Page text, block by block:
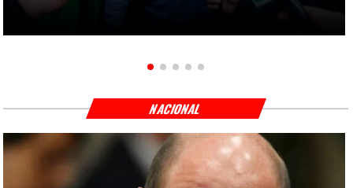
NACIONAL